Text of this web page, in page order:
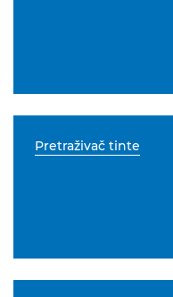
Pretraživač tinte